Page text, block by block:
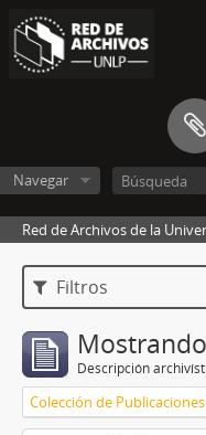
Navegar
Red de Archivos de la
Filtros
Descripción